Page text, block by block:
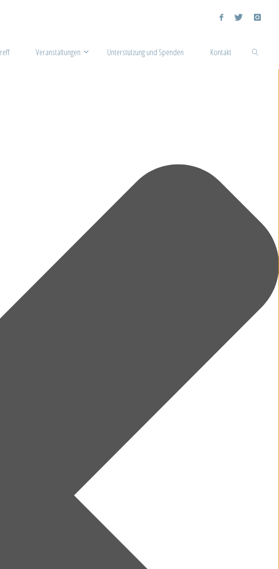
Veranstaltungen Unterstützung und Spenden Kontakt